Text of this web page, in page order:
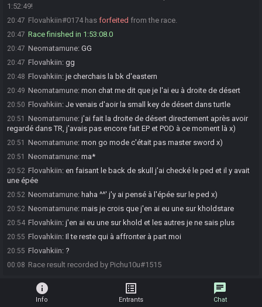
1:52:49!
20:47 Flovahkiin#0174 has forfeited from the race.
20:47 Race finished in 1:53:08.0
20:47 Neomatamune: GG
20:47 Flovahkiin: gg
20:48 Flovahkiin: je cherchais la bk d'eastern
20:49 Neomatamune: mon chat me dit que je l'ai eu à droite de désert
20:50 Flovahkiin: Je venais d'aoir la small key de désert dans turtle
20:51 Neomatamune: j'ai fait la droite de désert directement après avoir
regardé dans TR, j'avais pas encore fait EP et POD à ce moment là x)
20:51 Neomatamune: mon go mode c'était pas master sword x)
20:51 Neomatamune: ma*
20:52 Flovahkiin: en faisant le back de skull j'ai checké le ped et il y avait
une épée
20:52 Neomatamune: haha ^^' j'y ai pensé à l'épée sur le ped x)
20:52 Neomatamune: mais je crois que j'en ai eu une sur kholdstare
20:54 Flovahkiin: j'en ai eu une sur khold et les autres je ne sais plus
20:55 Flovahkiin: Il te reste qui à affronter à part moi
20:55 Flovahkiin: ?
00:08 Race result recorded by Pichu10u#1515
info
Info
list_alt
Entrants
chat
Chat